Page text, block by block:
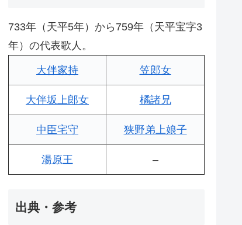
733年（天平5年）から759年（天平宝字3
年）の代表歌人。
大伴家持 笠郎女
大伴坂上郎女 橘諸兄
中臣宅守 狭野弟上娘子
湯原王 –
出典・参考